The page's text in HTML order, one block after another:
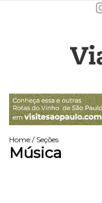
Home / Seções
Música